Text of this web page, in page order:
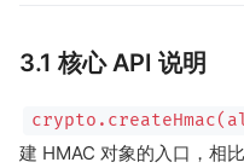
3.1 核心 API 说明
建 HMAC 对象的入口，相